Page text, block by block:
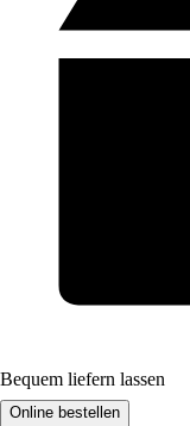
Bequem liefern lassen
Online bestellen